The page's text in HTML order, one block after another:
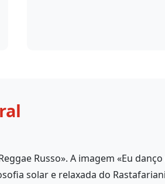
Russo». A imagem «Eu
solar e relaxada do